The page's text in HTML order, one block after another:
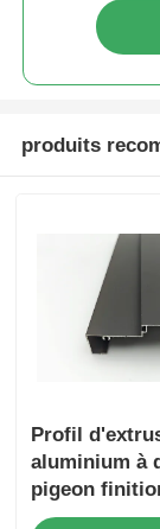
produits
Profil
aluminium à
pigeon
broyeur